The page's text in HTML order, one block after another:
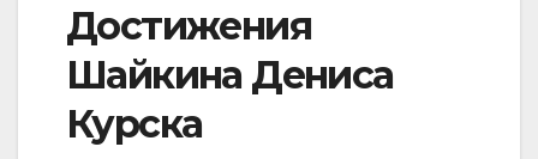
Достижения
Шайкина Дениса
Курска